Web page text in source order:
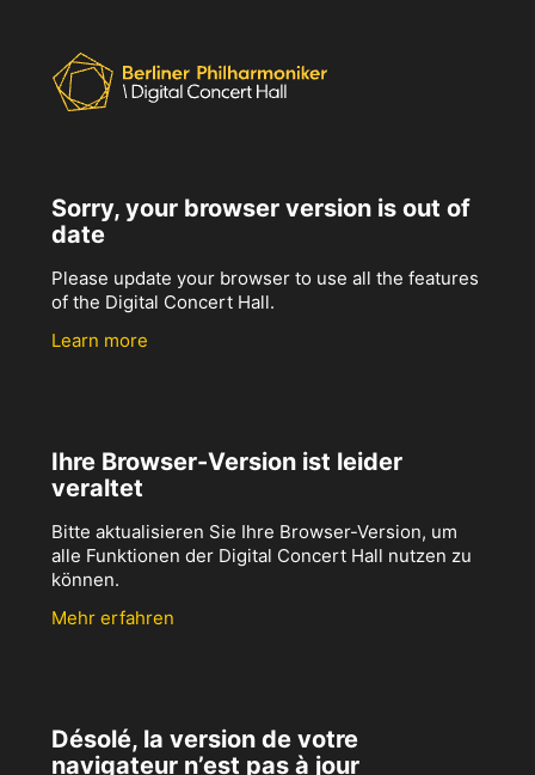
Sorry, your browser version is out of
date
Please update your browser to use all the features
of the Digital Concert Hall.
Learn more
Ihre Browser-Version ist leider
veraltet
Bitte aktualisieren Sie Ihre Browser-Version, um
alle Funktionen der Digital Concert Hall nutzen zu
können.
Mehr erfahren
Désolé, la version de votre
navigateur n’est pas à jour